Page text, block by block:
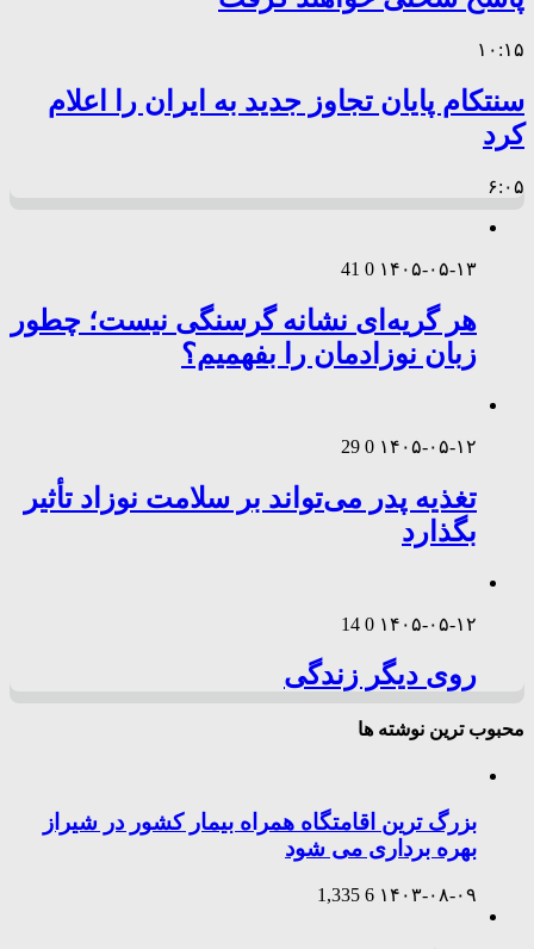
۱۰:۱۵
سنتکام پایان تجاوز جدید به ایران را اعلام
کرد
۶:۰۵
۱۴۰۵-۰۵-۱۳ 0
41
هر گریه‌ای نشانه گرسنگی نیست؛ چطور
زبان نوزادمان را بفهمیم؟
۱۴۰۵-۰۵-۱۲ 0
29
تغذیه پدر می‌تواند بر سلامت نوزاد تأثیر
بگذارد
۱۴۰۵-۰۵-۱۲ 0
14
روی دیگر زندگی
محبوب ترین نوشته ها
بزرگ ترین اقامتگاه همراه بیمار کشور در شیراز
بهره برداری می شود
۱۴۰۳-۰۸-۰۹ 6
1,335